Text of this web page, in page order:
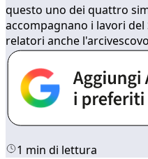
questo uno dei quattro
accompagnano i lavori
relatori anche
1 min di lettura